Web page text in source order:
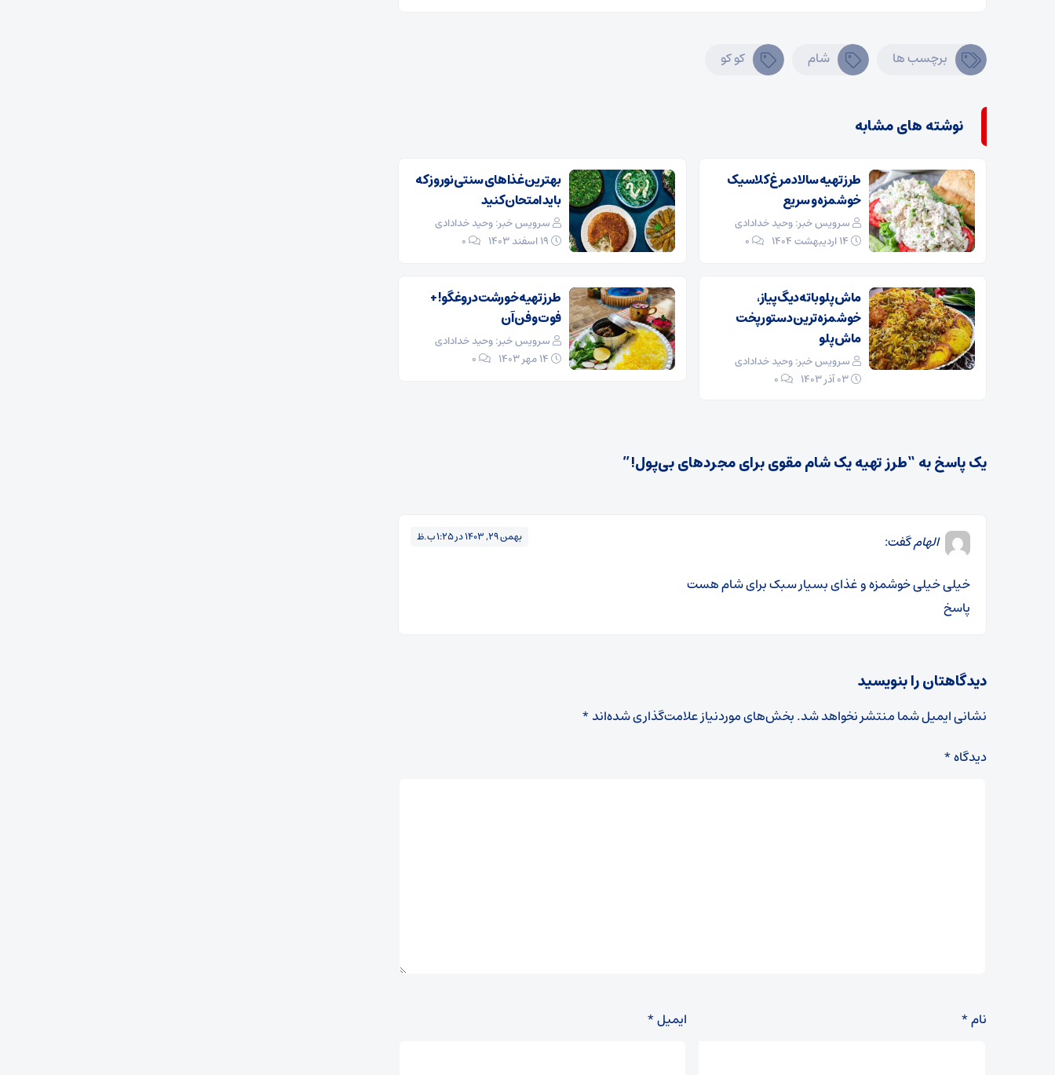
برچسب ها شام کو کو
نوشته های مشابه
طرز تهیه سالاد مرغ کلاسیک
خوشمزه و سریع
سرویس خبر: وحید خدادادی
0
بهترین غذا‌های سنتی نوروز که
باید امتحان کنید
سرویس خبر: وحید خدادادی
0
ماش پلو با ته‌دیگ پیاز،
خوشمزه‌ترین دستور پخت
ماش پلو
سرویس خبر: وحید خدادادی
0
طرز تهیه خورشت دروغگو! +
فوت و فن آن
سرویس خبر: وحید خدادادی
0
یک پاسخ به “طرز تهیه یک شام مقوی برای مجردهای بی‌پول!”
الهامگفت: بهمن 29, 1403 در 1:25 ب.ظ
خیلی خیلی خوشمزه و غذای بسیار سبک برای شام هست
پاسخ
دیدگاهتان را بنویسید
نشانی ایمیل شما منتشر نخواهد شد.بخش‌های موردنیاز علامت‌گذاری شده‌اند*
دیدگاه*
نام* ایمیل*